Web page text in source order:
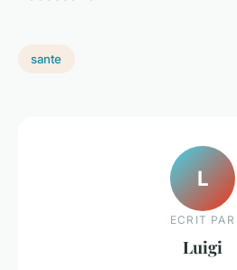
sante
L
ECRIT PAR
Luigi